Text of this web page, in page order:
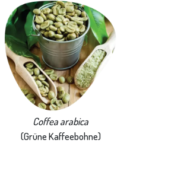
Coffea arabica
(Grüne Kaffeebohne)